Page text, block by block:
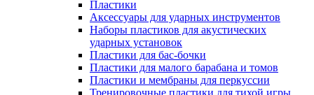
Пластики
Аксессуары для ударных инструментов
Наборы пластиков для акустических
ударных установок
Пластики для бас-бочки
Пластики для малого барабана и томов
Пластики и мембраны для перкуссии
Тренировочные пластики для тихой игры